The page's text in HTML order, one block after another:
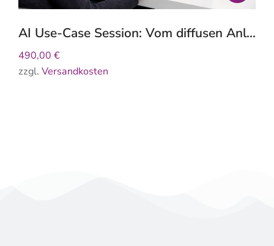
AI Use-Case Session: Vom diffusen Anliegen zum priorisierten Use-Case — in 2 Stunden.
490,00 €
zzgl. Versandkosten